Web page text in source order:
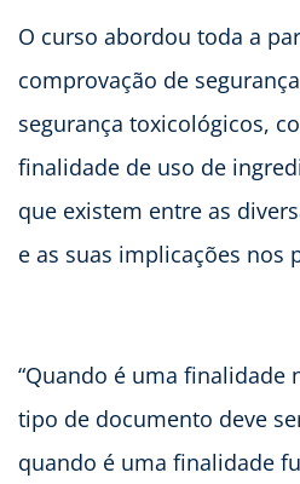
O curso abordou toda a
comprovação de
segurança toxicológicos,
finalidade de uso de
que existem entre as
e as suas implicações nos
“Quando é uma finalidade
tipo de documento deve
quando é uma finalidade